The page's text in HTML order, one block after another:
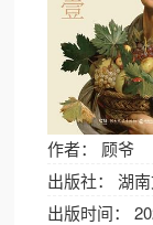
作者： 顾爷
出版社： 湖
出版时间：